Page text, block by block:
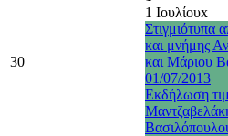
30
1 Ιουλίουx
Στιγμιότυπα
και μνήμης
και Μάριου
01/07/2013
Εκδήλωση